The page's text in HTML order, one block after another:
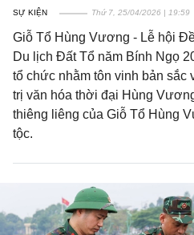
SỰ KIỆN Thứ 7, 25/04/2026 | 19:59
Giỗ Tổ Hùng Vương - Lễ hội
Du lịch Đất Tổ năm Bính Ngọ
tổ chức nhằm tôn vinh bản sắc
trị văn hóa thời đại Hùng
thiêng liêng của Giỗ Tổ Hùng
tộc.